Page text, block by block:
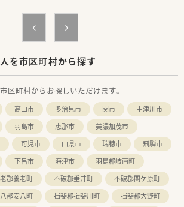
離も非常に近く、
える風通しのよい環境です。
システムを導入するなどして安心して勤務がで
をされています。
。
を市区町村から探す
区町村からお探しいただけます。
高山市 多治見市 関市
中津川市
羽島市 恵那市
美濃加茂市
可児市 山県市 瑞穂市
飛騨市
下呂市 海津市
羽島郡岐南町
郡養老町 不破郡垂井町
不破郡関ケ原町
郡安八町 揖斐郡揖斐川町
揖斐郡大野町